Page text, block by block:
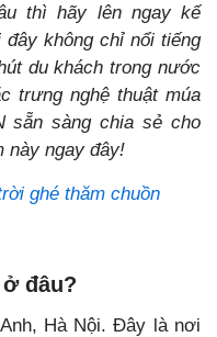
thì hãy lên ngay kế
không chỉ nổi tiếng
du khách trong nước
trưng nghệ thuật múa
sẵn sàng chia sẻ cho
này ngay đây!
ghé thăm chuồn
đâu?
Hà Nội. Đây là nơi